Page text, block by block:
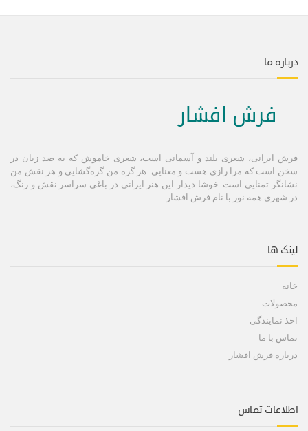
درباره ما
فرش افشار
فرش ایرانی، شعری بلند و آسمانی است، شعری خاموش كه به صد زبان در
سخن است كه مرا رازی هست و معنایی. هر گره من گره‌گشایی و هر نقش من
نشانگر تمنایی است. خوشا دیدار این هنر ایرانی در باغی سراسر نقش و رنگ،
در شهری همه نور با نام فرش افشار.
لینک ها
خانه
محصولات
اخذ نمایندگی
تماس با ما
درباره فرش افشار
اطلاعات تماس